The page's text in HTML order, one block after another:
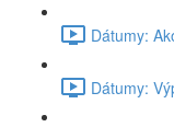
Dátumy:
Dátumy: